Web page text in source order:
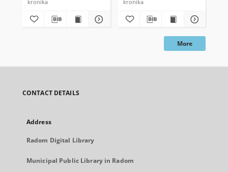
kronika
kronika
More
CONTACT DETAILS
Address
Radom Digital Library
Municipal Public Library in Radom